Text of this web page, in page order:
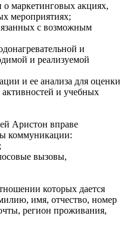
маркетинговых акциях,
мероприятиях;
с возможным
и
и реализуемой
и ее анализа для оценки
и учебных
Аристон вправе
коммуникации:
вызовы,
которых дается
имя, отчество, номер
регион проживания,